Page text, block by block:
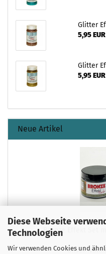
Diese Webseite
Technologien
Wir verwenden Cookies und
Glitter
5,95 EUR
Glitter
5,95 EUR
Neue Artikel
Bronze Effekt Set
Unser